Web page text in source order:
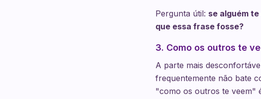
Pergunta útil: se alguém
que essa frase fosse?
3. Como os outros te
A parte mais
frequentemente não bate
"como os outros te veem"